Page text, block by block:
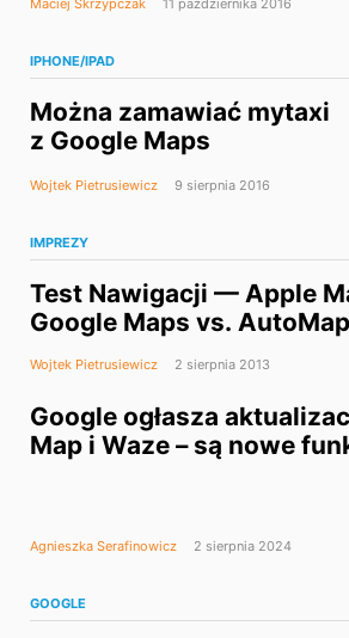
Maciej Skrzypczak 11 października 2016
IPHONE/IPAD
Można zamawiać mytaxi
z Google Maps
Wojtek Pietrusiewicz 9 sierpnia 2016
IMPREZY
Test Nawigacji — Apple
Google Maps vs.
Wojtek Pietrusiewicz 2 sierpnia 2013
Google ogłasza
Map i Waze – są nowe
Agnieszka Serafinowicz 2 sierpnia 2024
GOOGLE